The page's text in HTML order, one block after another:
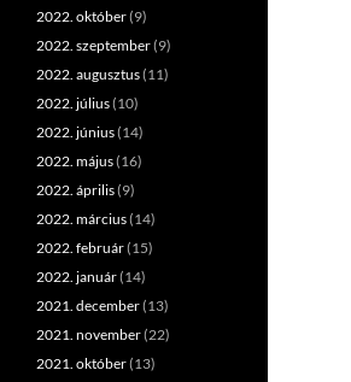
2022. október(9)
2022. szeptember(9)
2022. augusztus(11)
2022. július(10)
2022. június(14)
2022. május(16)
2022. április(9)
2022. március(14)
2022. február(15)
2022. január(14)
2021. december(13)
2021. november(22)
2021. október(13)